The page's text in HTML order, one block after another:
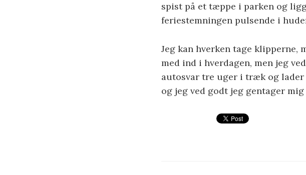
spist på et tæppe i parken og
feriestemningen pulsende i
Jeg kan hverken tage
med ind i hverdagen, men jeg
autosvar tre uger i træk og lader
og jeg ved godt jeg gentager